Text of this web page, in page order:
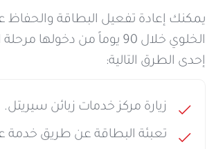
يمكنك إعادة تفعيل البطاقة
الخلوي خلال 90 يوماً من دخولها
إحدى الطرق التالية:
زيارة مركز خدمات زبائن سيريتل.
تعبئة البطاقة عن طريق خدمة